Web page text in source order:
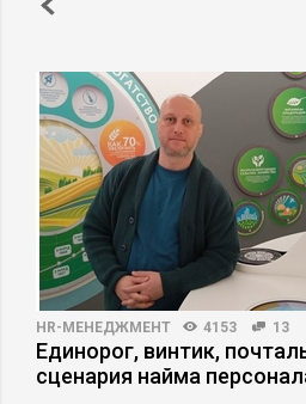
HR-МЕНЕДЖМЕНТ 4153 13
Единорог, винтик,
сценария найма